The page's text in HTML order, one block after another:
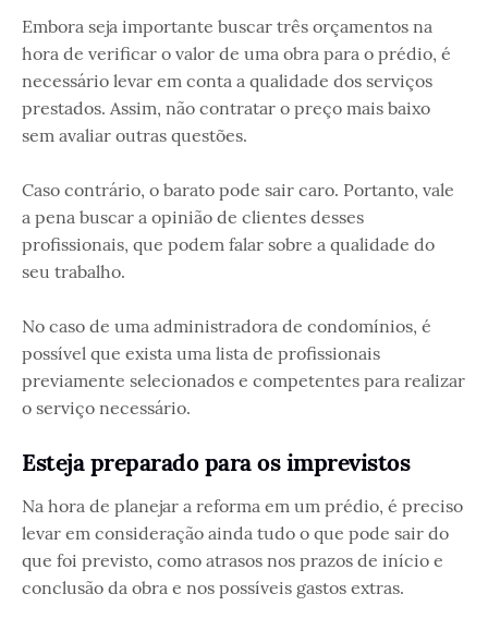
Embora seja importante buscar três orçamentos na
hora de verificar o valor de uma obra para o prédio, é
necessário levar em conta a qualidade dos serviços
prestados. Assim, não contratar o preço mais baixo
sem avaliar outras questões.
Caso contrário, o barato pode sair caro. Portanto, vale
a pena buscar a opinião de clientes desses
profissionais, que podem falar sobre a qualidade do
seu trabalho.
No caso de uma administradora de condomínios, é
possível que exista uma lista de profissionais
previamente selecionados e competentes para realizar
o serviço necessário.
Esteja preparado para os imprevistos
Na hora de planejar a reforma em um prédio, é preciso
levar em consideração ainda tudo o que pode sair do
que foi previsto, como atrasos nos prazos de início e
conclusão da obra e nos possíveis gastos extras.